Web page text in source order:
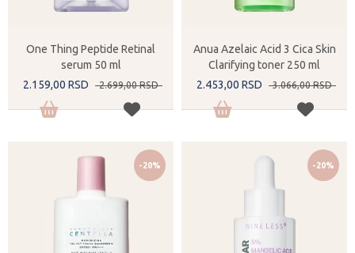
One Thing Peptide Retinal
serum 50 ml
2.159,00 RSD 2.699,00 RSD
Anua Azelaic Acid 3 Cica Skin
Clarifying toner 250 ml
2.453,00 RSD 3.066,00 RSD
-20% -20%